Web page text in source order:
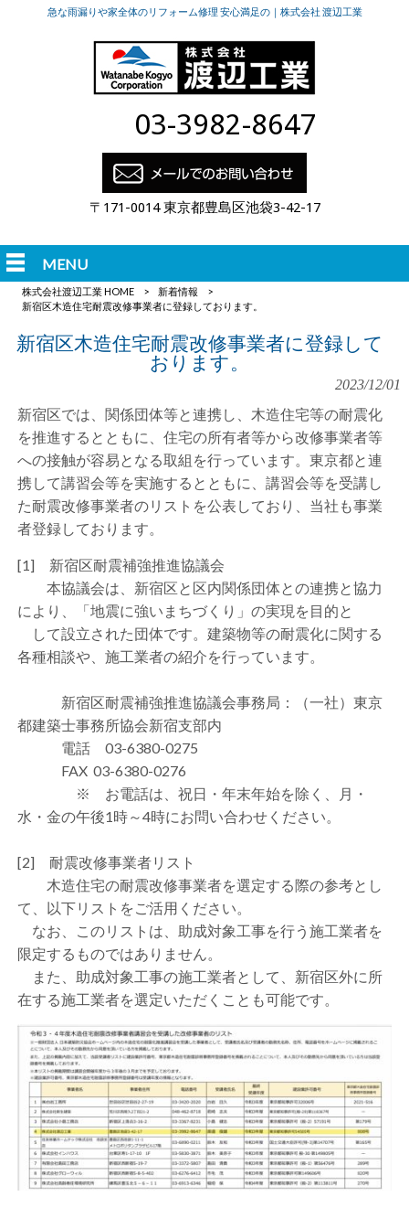
急な雨漏りや家全体のリフォーム修理 安心満足の｜株式会社 渡辺工業
03-3982-8647
〒171-0014 東京都豊島区池袋3-42-17
MENU
株式会社渡辺工業 HOME > 新着情報
>
新宿区木造住宅耐震改修事業者に登録しております。
新宿区木造住宅耐震改修事業者に登録して
おります。
2023/12/01
新宿区では、関係団体等と連携し、木造住宅等の耐震化
を推進するとともに、住宅の所有者等から改修事業者等
への接触が容易となる取組を行っています。東京都と連
携して講習会等を実施するとともに、講習会等を受講し
た耐震改修事業者のリストを公表しており、当社も事業
者登録しております。
[1] 新宿区耐震補強推進協議会
本協議会は、新宿区と区内関係団体との連携と協力
により、「地震に強いまちづくり」の実現を目的と
して設立された団体です。建築物等の耐震化に関する
各種相談や、施工業者の紹介を行っています。
新宿区耐震補強推進協議会事務局：（一社）東京
都建築士事務所協会新宿支部内
電話 03-6380-0275
FAX 03-6380-0276
※ お電話は、祝日・年末年始を除く、月・
水・金の午後1時～4時にお問い合わせください。
[2] 耐震改修事業者リスト
木造住宅の耐震改修事業者を選定する際の参考とし
て、以下リストをご活用ください。
なお、このリストは、助成対象工事を行う施工業者を
限定するものではありません。
また、助成対象工事の施工業者として、新宿区外に所
在する施工業者を選定いただくことも可能です。